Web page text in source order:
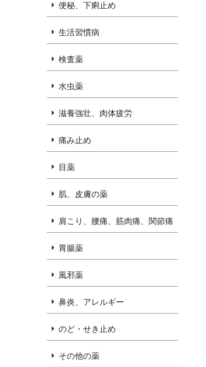
便秘、下痢止め
生活習慣病
検査薬
水虫薬
滋養強壮、肉体疲労
痛み止め
目薬
肌、皮膚の薬
肩こり、腰痛、筋肉痛、関節痛
胃腸薬
風邪薬
鼻炎、アレルギー
のど・せき止め
その他の薬